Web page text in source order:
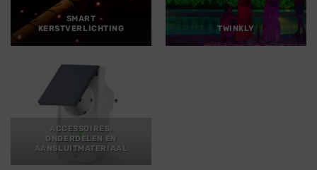
SMART
KERSTVERLICHTING
TWINKLY
ACCESSOIRES,
ONDERDELEN EN
AANSLUITMATERIAAL